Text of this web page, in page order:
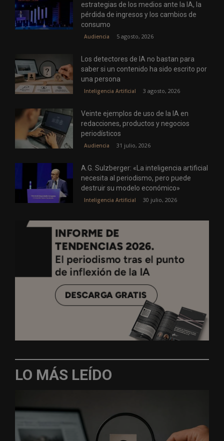
estrategias de los medios ante la IA, la
pérdida de ingresos y los cambios de
consumo
Audiencia 5 agosto, 2026
Los detectores de IA no bastan para
saber si un contenido ha sido escrito por
una persona
Inteligencia Artificial 3 agosto, 2026
Veinte ejemplos de uso de la IA en
redacciones, productos y negocios
periodísticos
Audiencia 31 julio, 2026
A.G. Sulzberger: «La inteligencia artificial
necesita al periodismo, pero puede
destruir su modelo económico»
Inteligencia Artificial 30 julio, 2026
LO MÁS LEÍDO